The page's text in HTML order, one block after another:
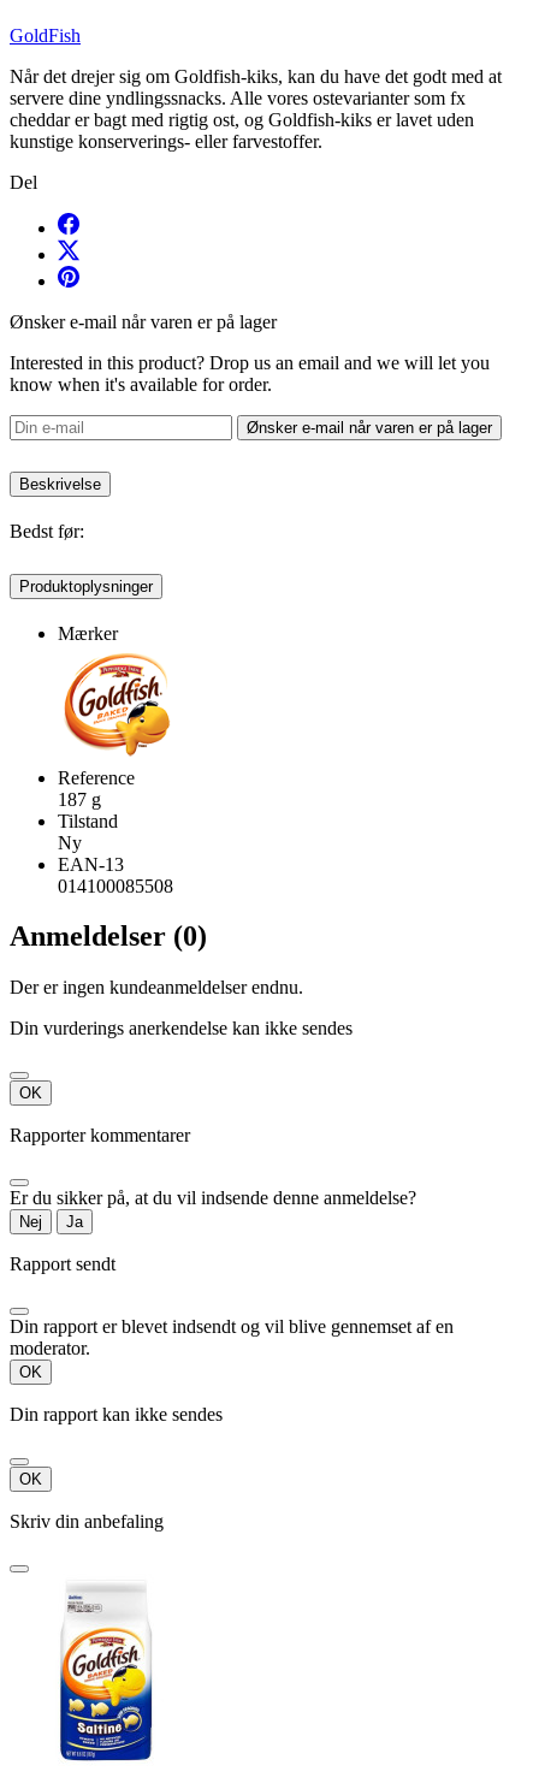
GoldFish
Når det drejer sig om Goldfish-kiks, kan du have det godt med at
servere dine yndlingssnacks. Alle vores ostevarianter som fx
cheddar er bagt med rigtig ost, og Goldfish-kiks er lavet uden
kunstige konserverings- eller farvestoffer.
Del
Ønsker e-mail når varen er på lager
Interested in this product? Drop us an email and we will let you
know when it's available for order.
Ønsker e-mail når varen er på lager
Beskrivelse
Bedst før:
Produktoplysninger
Mærker
Reference
187 g
Tilstand
Ny
EAN-13
014100085508
Anmeldelser (0)
Der er ingen kundeanmeldelser endnu.
Din vurderings anerkendelse kan ikke sendes
OK
Rapporter kommentarer
Er du sikker på, at du vil indsende denne anmeldelse?
Nej Ja
Rapport sendt
Din rapport er blevet indsendt og vil blive gennemset af en
moderator.
OK
Din rapport kan ikke sendes
OK
Skriv din anbefaling